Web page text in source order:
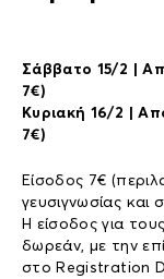
Σάββατο 15/2 |
7€)
Κυριακή 16/2 |
7€)
Είσοδος 7€
γευσιγνωσίας και
Η είσοδος για
δωρεάν, με την
στο Registration